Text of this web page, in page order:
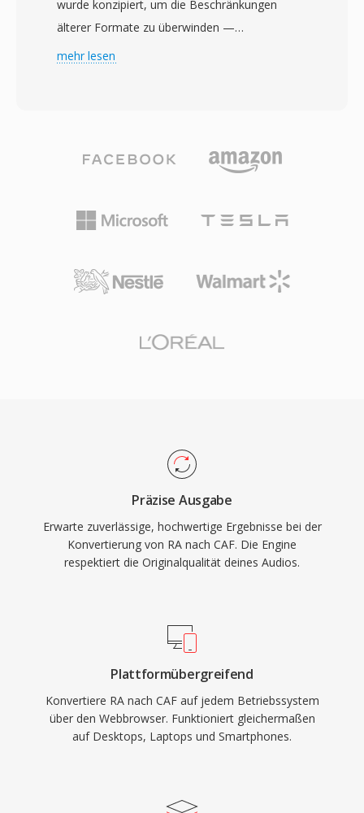
Qualität lieferten. RA-Dateien unterstützen
adaptives Multi-Bitraten-Streaming und
Höhepunkt war RealPlayer auf Hunderten
Millionen PCs installiert, und Sender wie die
Streams. Ein bleibender technischer Beitrag war
Streamings, das spätere Standards wie HLS
und DASH beeinflusste. Obwohl von modernen
Archive von RA-Inhalten aus dem frühen Web-
wurde konzipiert, um die Beschränkungen
älterer Formate zu überwinden —
insbesondere die 4-GB-
lineares PCM, IMA ADPCM und weitere — in
basierte Architektur speichert Audio zusammen
mit umfangreichen Metadaten wie Kanal-
MIDI-Daten. Ein entscheidender Vorteil liegt im
stundenlang kontinuierlich aufnehmen, ohne an
komprimierte Sprache beherbergen kann.
Apples Core Audio-Framework bietet native
Unterstützung unter macOS und iOS und
gewährleistet latenzarme Wiedergabe in
professionellen Anwendungen wie Logic Pro
und Final Cut Pro. Für Apple-Workflows, die
mehr lesen
Präzise Ausgabe
Erwarte zuverlässige, hochwertige Ergebnisse bei der
Konvertierung von RA nach CAF. Die Engine
respektiert die Originalqualität deines Audios.
Plattformübergreifend
Konvertiere RA nach CAF auf jedem Betriebssystem
über den Webbrowser. Funktioniert gleichermaßen
auf Desktops, Laptops und Smartphones.